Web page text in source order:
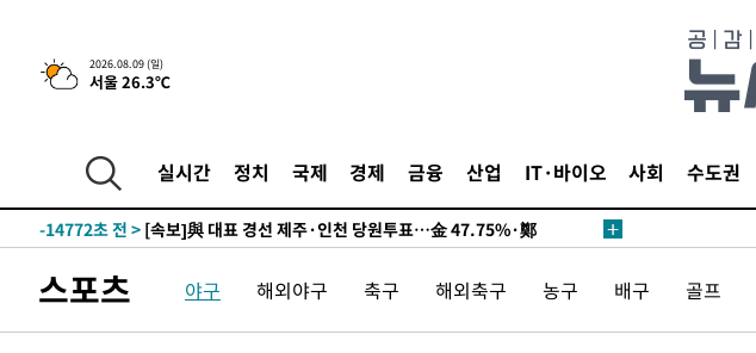
2026.08.09 (일)
서울 26.3℃
실시간 정치 국제 경제 금융 산업 IT·바이오 사회 수도권
9시간 전 >[속보]뉴욕증시 상승 마감…S&P 0.6% 나스닥 1.3%↑
한민수·김용 순
-15490초 전 >
[속보]김민석, 與 전대 당원투표 누적 득표율 45.42%로 1위… 정
청래 44.56%
42.08%·宋 10.17%
-14306초 전 > 이강인 "아틀레티코 이적 기뻐…등번호 7번 의미보단 팀 위해 뛸
-8015초 전 > 낮 최고 35도 '무더위'…동해안 시간당 30㎜ '강한 비'[내일날씨]
-7285초 전 >[속보]이강인 "감독님이 원하는 마음 느꼈고, 많은 트로피 원해 아틀
스포츠 야구 해외야구 축구 해외축구 농구 배구 골프